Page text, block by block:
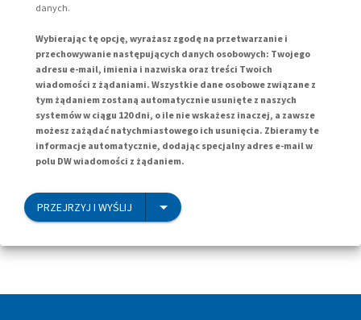
danych.
Wybierając tę opcję, wyrażasz zgodę na przetwarzanie i
przechowywanie następujących danych osobowych: Twojego
adresu e-mail, imienia i nazwiska oraz treści Twoich
wiadomości z żądaniami. Wszystkie dane osobowe związane z
tym żądaniem zostaną automatycznie usunięte z naszych
systemów w ciągu 120 dni, o ile nie wskażesz inaczej, a zawsze
możesz zażądać natychmiastowego ich usunięcia. Zbieramy te
informacje automatycznie, dodając specjalny adres e-mail w
polu DW wiadomości z żądaniem.
PRZEJRZYJ I WYŚLIJ